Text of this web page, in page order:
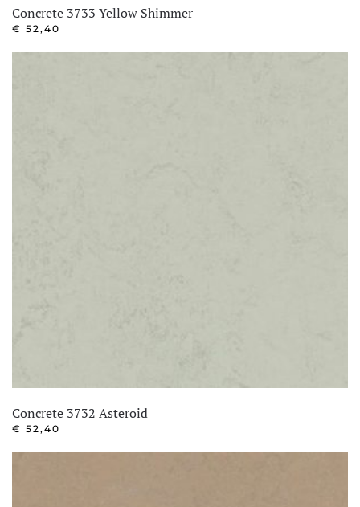
Concrete 3733 Yellow Shimmer
€ 52,40
Concrete 3732 Asteroid
€ 52,40